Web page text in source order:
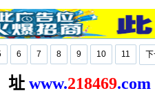
6 7 8 9 10 11
址 www.218469.com